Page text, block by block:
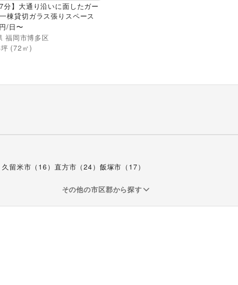
7分】大通り沿いに面したガー
棟貸切ガラス張りスペース
円/日〜
福岡市博多区
坪 (72 ㎡)
久留米市 （ 16 ） 直方市 （24） 飯塚市 （ 17）
その他の市区郡から探す